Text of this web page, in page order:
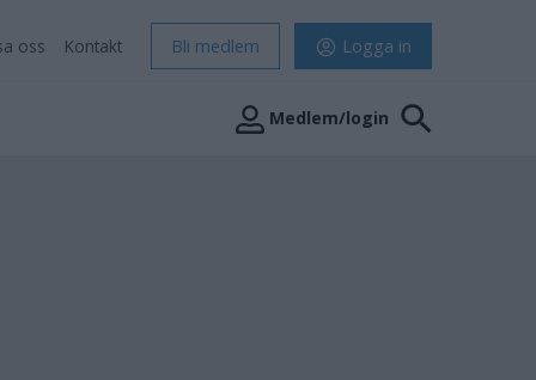
oss Kontakt Bli medlem Logga in
Medlem/login